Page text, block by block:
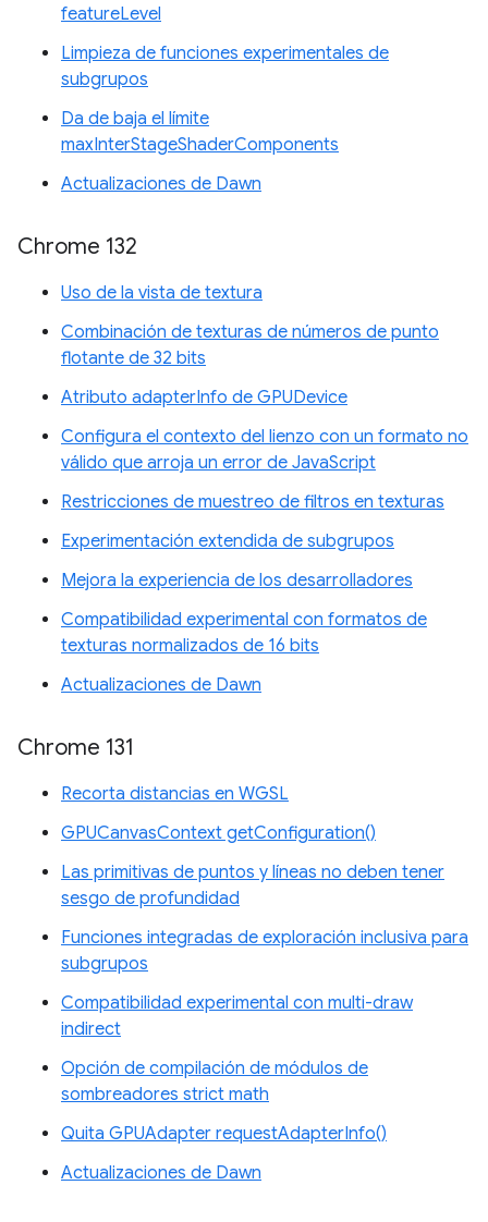
featureLevel
Limpieza de funciones experimentales de
subgrupos
Da de baja el límite
maxInterStageShaderComponents
Actualizaciones de Dawn
Chrome 132
Uso de la vista de textura
Combinación de texturas de números de punto
flotante de 32 bits
Atributo adapterInfo de GPUDevice
Configura el contexto del lienzo con un formato no
válido que arroja un error de JavaScript
Restricciones de muestreo de filtros en texturas
Experimentación extendida de subgrupos
Mejora la experiencia de los desarrolladores
Compatibilidad experimental con formatos de
texturas normalizados de 16 bits
Actualizaciones de Dawn
Chrome 131
Recorta distancias en WGSL
GPUCanvasContext getConfiguration()
Las primitivas de puntos y líneas no deben tener
sesgo de profundidad
Funciones integradas de exploración inclusiva para
subgrupos
Compatibilidad experimental con multi-draw
indirect
Opción de compilación de módulos de
sombreadores strict math
Quita GPUAdapter requestAdapterInfo()
Actualizaciones de Dawn